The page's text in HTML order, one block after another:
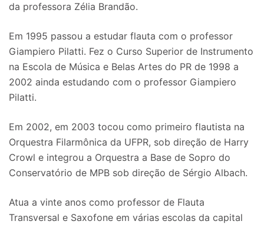
da professora Zélia Brandão.
Em 1995 passou a estudar flauta com o professor
Giampiero Pilatti. Fez o Curso Superior de Instrumento
na Escola de Música e Belas Artes do PR de 1998 a
2002 ainda estudando com o professor Giampiero
Pilatti.
Em 2002, em 2003 tocou como primeiro flautista na
Orquestra Filarmônica da UFPR, sob direção de Harry
Crowl e integrou a Orquestra a Base de Sopro do
Conservatório de MPB sob direção de Sérgio Albach.
Atua a vinte anos como professor de Flauta
Transversal e Saxofone em várias escolas da capital